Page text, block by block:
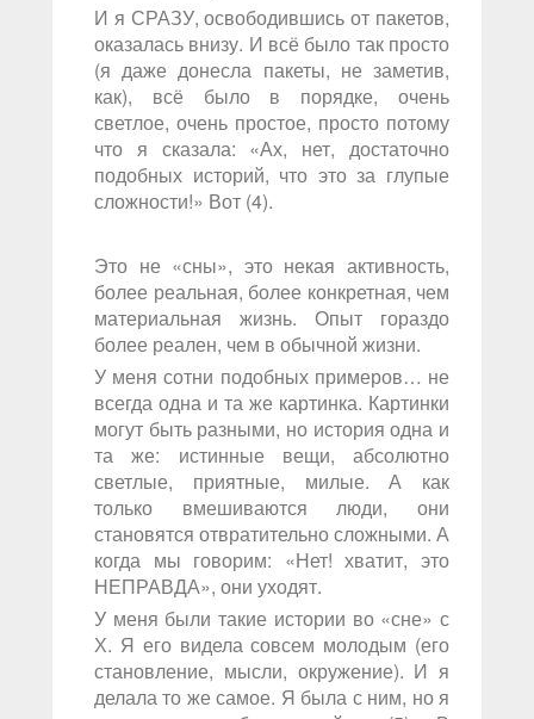
И я СРАЗУ, освободившись от пакетов,
оказалась внизу. И всё было так просто
(я даже донесла пакеты, не заметив,
как), всё было в порядке, очень
светлое, очень простое, просто потому
что я сказала: «Ах, нет, достаточно
подобных историй, что это за глупые
сложности!» Вот (4).
Это не «сны», это некая активность,
более реальная, более конкретная, чем
материальная жизнь. Опыт гораздо
более реален, чем в обычной жизни.
У меня сотни подобных примеров… не
всегда одна и та же картинка. Картинки
могут быть разными, но история одна и
та же: истинные вещи, абсолютно
светлые, приятные, милые. А как
только вмешиваются люди, они
становятся отвратительно сложными. А
когда мы говорим: «Нет! хватит, это
НЕПРАВДА», они уходят.
У меня были такие истории во «сне» с
Х. Я его видела совсем молодым (его
становление, мысли, окружение). И я
делала то же самое. Я была с ним, но я